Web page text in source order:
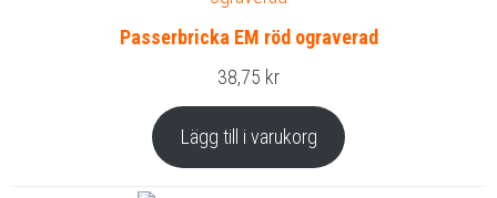
Passerbricka EM röd ograverad
38,75 kr
Lägg till i varukorg